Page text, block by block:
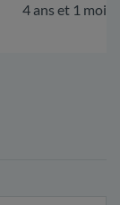
4 ans et 1 mois.